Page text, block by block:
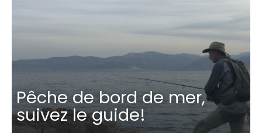
Pêche de bord de mer,
suivez le guide!